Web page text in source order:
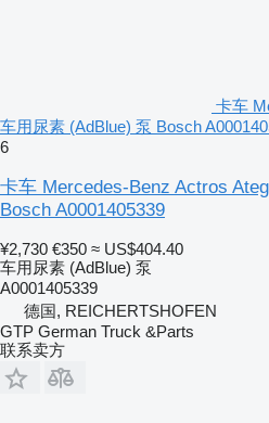
卡车
车用尿素 (AdBlue) 泵 Bosch
6
卡车 Mercedes-Benz Actros
Bosch A0001405339
¥2,730 €350 ≈ US$404.40
车用尿素 (AdBlue) 泵
A0001405339
德国, REICHERTSHOFEN
GTP German Truck &Parts
联系卖方